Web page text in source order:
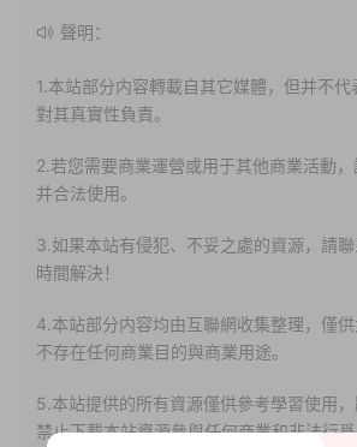
聲明：
1.本站部分内容轉載自其它媒體，但并不
對其真實性負責。
2.若您需要商業運營或用于其他商業活動
并合法使用。
3.如果本站有侵犯、不妥之處的資源，請
時間解決！
4.本站部分内容均由互聯網收集整理，僅供
不存在任何商業目的與商業用途。
5.本站提供的所有資源僅供參考學習使用，
禁止下載本站資源參與任何商業和非法行